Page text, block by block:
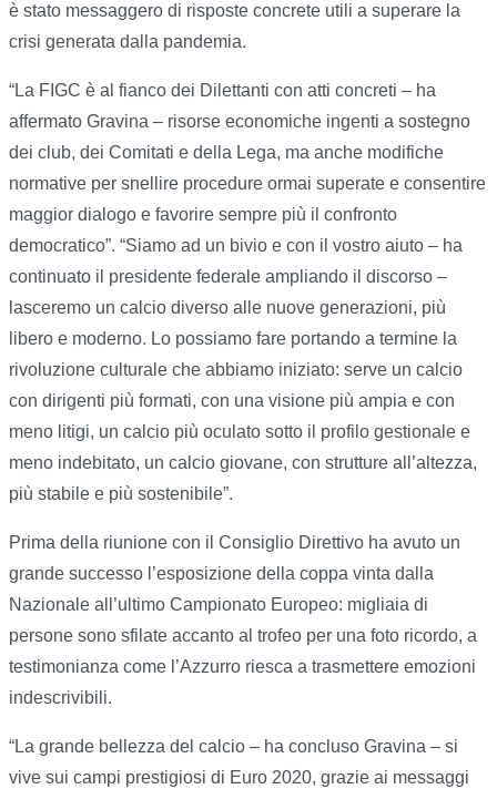
è stato messaggero di risposte concrete utili a superare la
crisi generata dalla pandemia.
“La FIGC è al fianco dei Dilettanti con atti concreti – ha
affermato Gravina – risorse economiche ingenti a sostegno
dei club, dei Comitati e della Lega, ma anche modifiche
normative per snellire procedure ormai superate e consentire
maggior dialogo e favorire sempre più il confronto
democratico”. “Siamo ad un bivio e con il vostro aiuto – ha
continuato il presidente federale ampliando il discorso –
lasceremo un calcio diverso alle nuove generazioni, più
libero e moderno. Lo possiamo fare portando a termine la
rivoluzione culturale che abbiamo iniziato: serve un calcio
con dirigenti più formati, con una visione più ampia e con
meno litigi, un calcio più oculato sotto il profilo gestionale e
meno indebitato, un calcio giovane, con strutture all’altezza,
più stabile e più sostenibile”.
Prima della riunione con il Consiglio Direttivo ha avuto un
grande successo l’esposizione della coppa vinta dalla
Nazionale all’ultimo Campionato Europeo: migliaia di
persone sono sfilate accanto al trofeo per una foto ricordo, a
testimonianza come l’Azzurro riesca a trasmettere emozioni
indescrivibili.
“La grande bellezza del calcio – ha concluso Gravina – si
vive sui campi prestigiosi di Euro 2020, grazie ai messaggi